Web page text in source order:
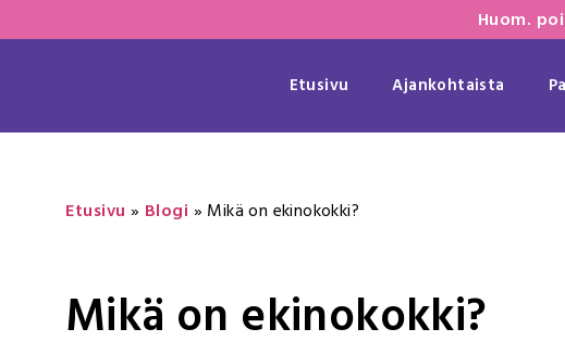
Huom.
Etusivu Ajankohtaista
Etusivu » Blogi » Mikä on ekinokokki?
Mikä on ekinokokki?